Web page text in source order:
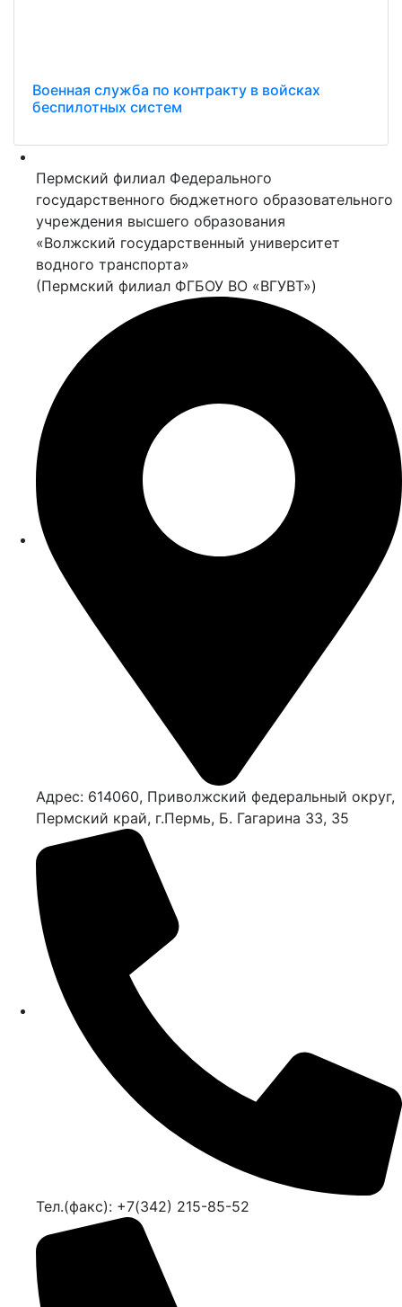
Военная служба по контракту в войсках
беспилотных систем
Пермский филиал Федерального
государственного бюджетного образовательного
учреждения высшего образования
«Волжский государственный университет
водного транспорта»
(Пермский филиал ФГБОУ ВО «ВГУВТ»)
Адрес: 614060, Приволжский федеральный округ,
Пермский край, г.Пермь, Б. Гагарина 33, 35
Тел.(факс): +7(342) 215-85-52